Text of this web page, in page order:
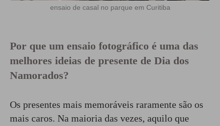
ensaio de casal no parque em Curitiba
Por que um ensaio fotográfico é uma das
melhores ideias de presente de Dia dos
Namorados?
Os presentes mais memoráveis raramente são os
mais caros. Na maioria das vezes, aquilo que